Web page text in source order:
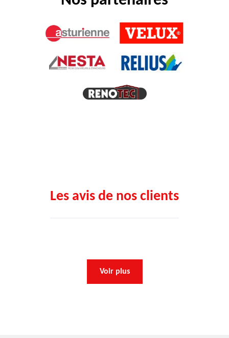
Les avis de nos clients
Voir plus